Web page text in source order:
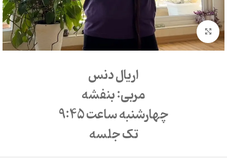
بزرگنمایی تصویر
اریال دنس
مربی: بنفشه
چهارشنبه ساعت 9:45
تک جلسه